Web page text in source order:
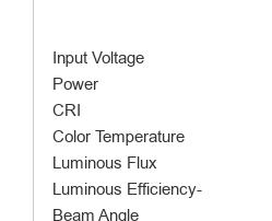
Input Voltage
Power
CRI
Color Temperature
Luminous Flux
Luminous Efficiency-
Beam Angle